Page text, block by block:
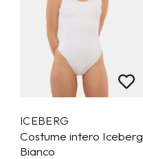
ICEBERG
Costume intero Iceberg
Bianco